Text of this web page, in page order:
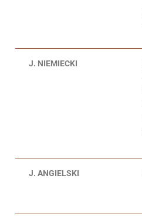
J. NIEMIECKI
J. ANGIELSKI